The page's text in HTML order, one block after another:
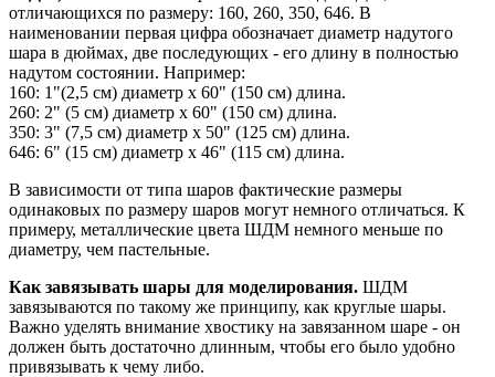
отличающихся по размеру: 160, 260, 350, 646. В
наименовании первая цифра обозначает диаметр надутого
шара в дюймах, две последующих - его длину в полностью
надутом состоянии. Например:
160: 1"(2,5 см) диаметр х 60" (150 см) длина.
260: 2" (5 см) диаметр х 60" (150 см) длина.
350: 3" (7,5 см) диаметр х 50" (125 см) длина.
646: 6" (15 см) диаметр х 46" (115 см) длина.
В зависимости от типа шаров фактические размеры
одинаковых по размеру шаров могут немного отличаться. К
примеру, металлические цвета ШДМ немного меньше по
диаметру, чем пастельные.
Как завязывать шары для моделирования. ШДМ
завязываются по такому же принципу, как круглые шары.
Важно уделять внимание хвостику на завязанном шаре - он
должен быть достаточно длинным, чтобы его было удобно
привязывать к чему либо.